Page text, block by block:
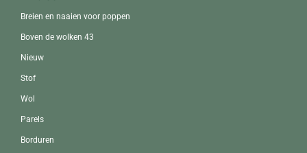
Breien en naaien voor poppen
Boven de wolken 43
Nieuw
Stof
Wol
Parels
Borduren